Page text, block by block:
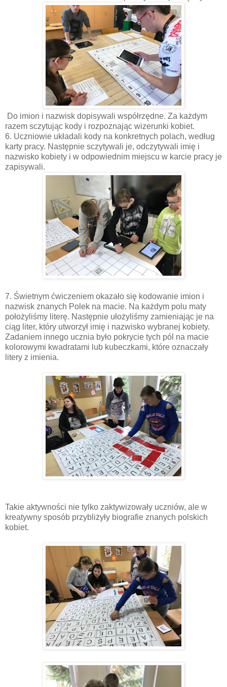
Do imion i nazwisk dopisywali współrzędne. Za każdym
razem sczytując kody i rozpoznając wizerunki kobiet.
6. Uczniowie układali kody na konkretnych polach, według
karty pracy. Następnie sczytywali je, odczytywali imię i
nazwisko kobiety i w odpowiednim miejscu w karcie pracy je
zapisywali.
7. Świetnym ćwiczeniem okazało się kodowanie imion i
nazwisk znanych Polek na macie. Na każdym polu maty
położyliśmy literę. Następnie ułożyliśmy zamieniając je na
ciąg liter, który utworzył imię i nazwisko wybranej kobiety.
Zadaniem innego ucznia było pokrycie tych pól na macie
kolorowymi kwadratami lub kubeczkami, które oznaczały
litery z imienia.
Takie aktywności nie tylko zaktywizowały uczniów, ale w
kreatywny sposób przybliżyły biografie znanych polskich
kobiet.